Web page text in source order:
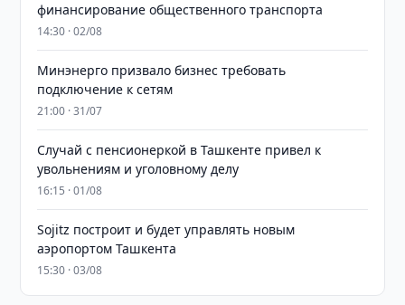
финансирование общественного транспорта
14:30 · 02/08
Минэнерго призвало бизнес требовать
подключение к сетям
21:00 · 31/07
Случай с пенсионеркой в Ташкенте привел к
увольнениям и уголовному делу
16:15 · 01/08
Sojitz построит и будет управлять новым
аэропортом Ташкента
15:30 · 03/08